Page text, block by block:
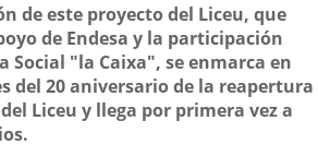
de este proyecto del Liceu, que
de Endesa y la participación
Social "la Caixa", se enmarca en
del 20 aniversario de la reapertura
Liceu y llega por primera vez a